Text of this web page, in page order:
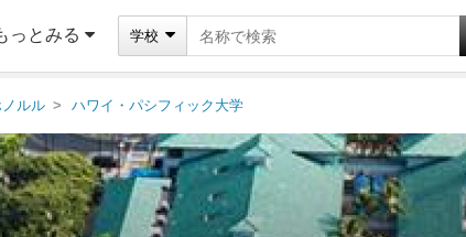
っとみる 学校
ルル ハワイ・パシフィック大学